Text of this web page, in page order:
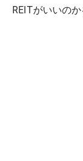
REITがいいの